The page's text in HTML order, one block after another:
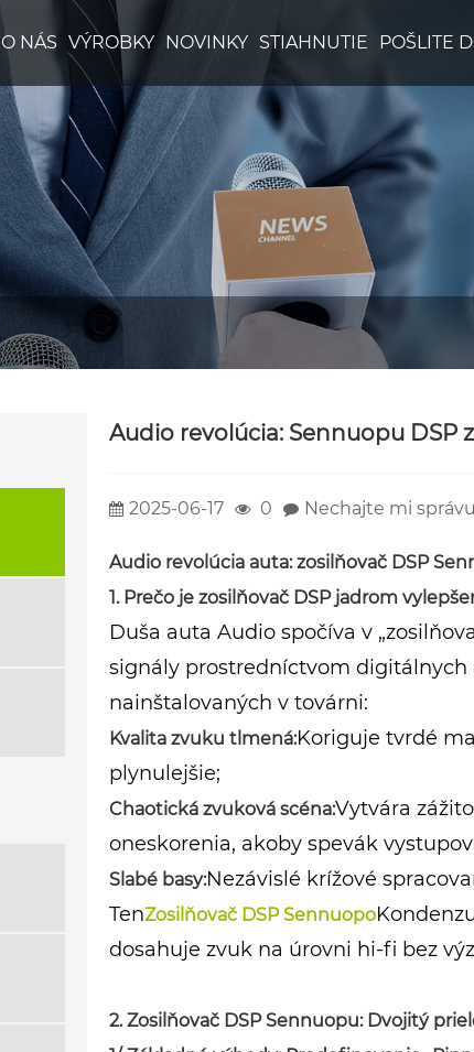
O NÁS VÝROBKY NOVINKY STIAHNUTIE POŠLITE
Audio revolúcia: Sennuopu DSP
2025-06-17 0 Nechajte mi správu
Audio revolúcia auta: zosilňovač DSP
1. Prečo je zosilňovač DSP jadrom
Duša auta Audio spočíva v
signály prostredníctvom
nainštalovaných v továrni:
Kvalita zvuku tlmená:Koriguje tvrdé
plynulejšie;
Chaotická zvuková scéna:Vytvára
oneskorenia, akoby spevák
Slabé basy:Nezávislé krížové
TenZosilňovač DSP Sennuopo
dosahuje zvuk na úrovni hi-fi bez
2. Zosilňovač DSP Sennuopu: Dvojitý